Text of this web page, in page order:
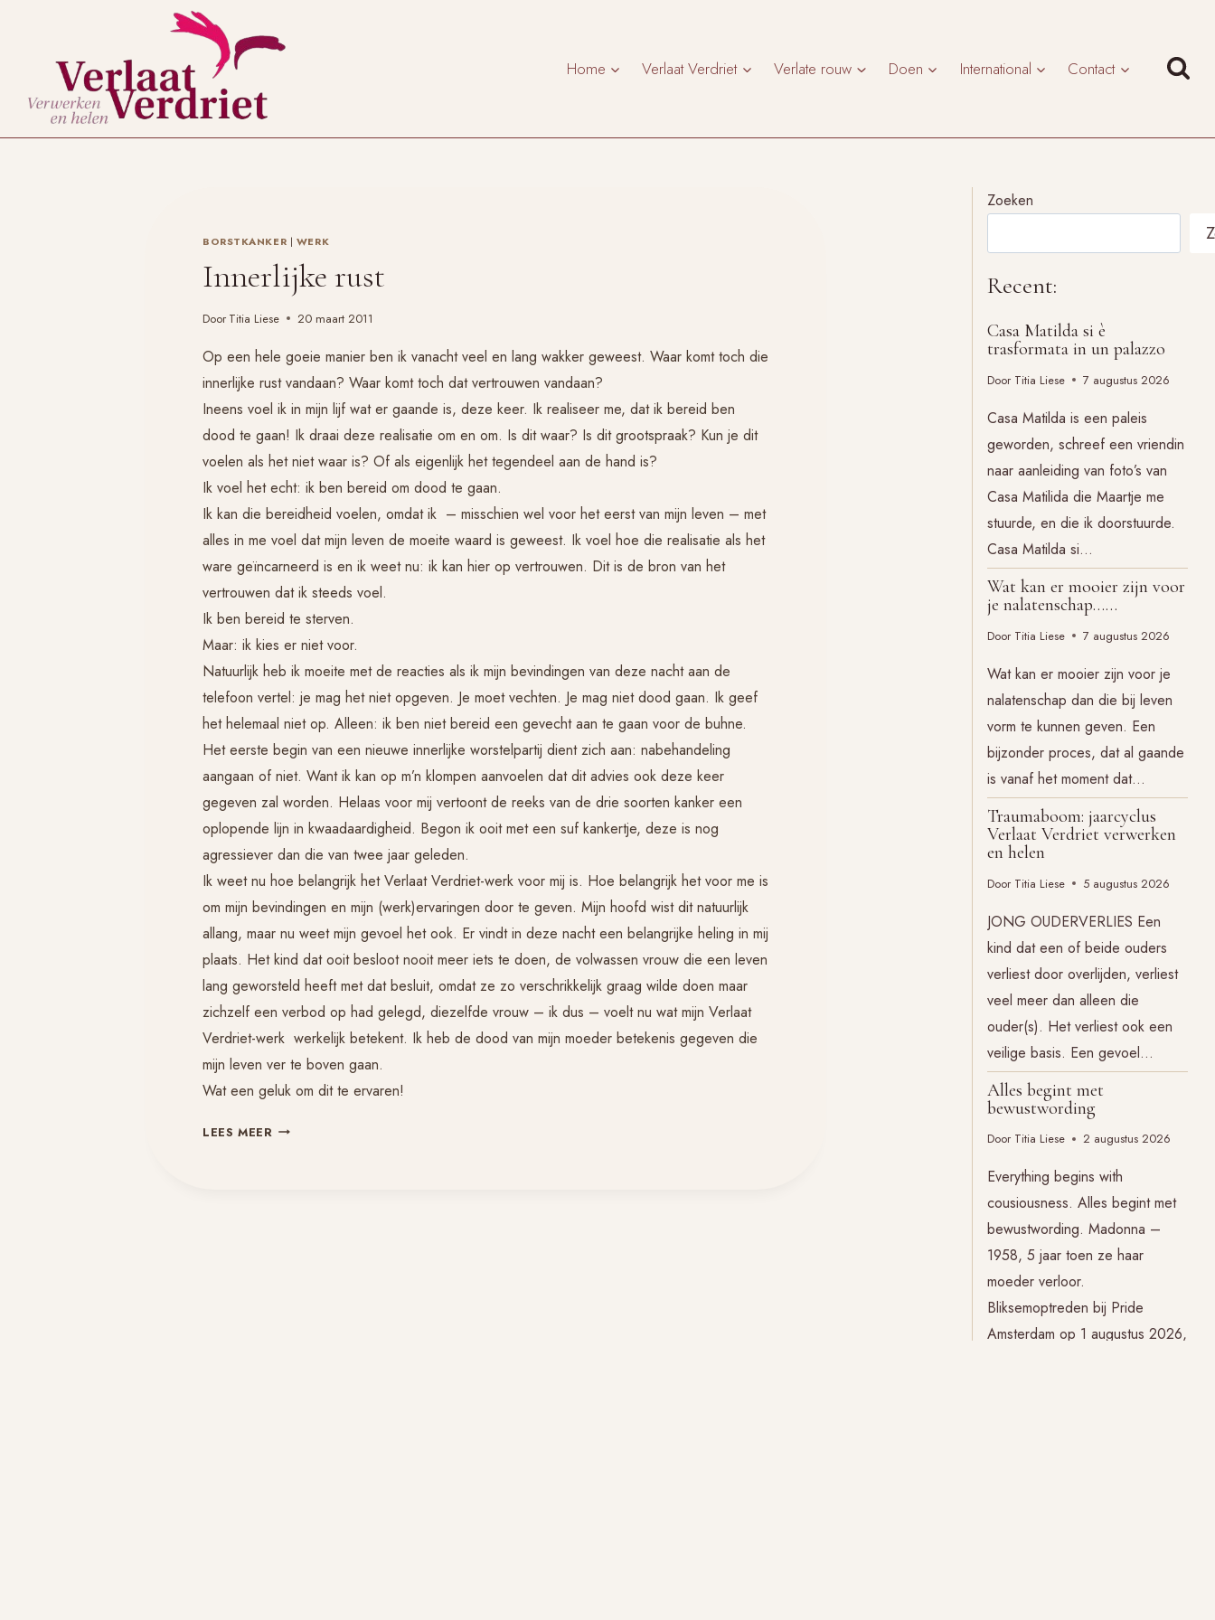
Home Verlaat Verdriet Verlate rouw Doen International Contact
BORSTKANKER | WERK
Innerlijke rust
Door Titia Liese 20 maart 2011
Op een hele goeie manier ben ik vanacht veel en lang wakker geweest. Waar komt toch die
innerlijke rust vandaan? Waar komt toch dat vertrouwen vandaan?
Ineens voel ik in mijn lijf wat er gaande is, deze keer. Ik realiseer me, dat ik bereid ben
dood te gaan! Ik draai deze realisatie om en om. Is dit waar? Is dit grootspraak? Kun je dit
voelen als het niet waar is? Of als eigenlijk het tegendeel aan de hand is?
Ik voel het echt: ik ben bereid om dood te gaan.
Ik kan die bereidheid voelen, omdat ik – misschien wel voor het eerst van mijn leven – met
alles in me voel dat mijn leven de moeite waard is geweest. Ik voel hoe die realisatie als het
ware geïncarneerd is en ik weet nu: ik kan hier op vertrouwen. Dit is de bron van het
vertrouwen dat ik steeds voel.
Ik ben bereid te sterven.
Maar: ik kies er niet voor.
Natuurlijk heb ik moeite met de reacties als ik mijn bevindingen van deze nacht aan de
telefoon vertel: je mag het niet opgeven. Je moet vechten. Je mag niet dood gaan. Ik geef
het helemaal niet op. Alleen: ik ben niet bereid een gevecht aan te gaan voor de buhne.
Het eerste begin van een nieuwe innerlijke worstelpartij dient zich aan: nabehandeling
aangaan of niet. Want ik kan op m’n klompen aanvoelen dat dit advies ook deze keer
gegeven zal worden. Helaas voor mij vertoont de reeks van de drie soorten kanker een
oplopende lijn in kwaadaardigheid. Begon ik ooit met een suf kankertje, deze is nog
agressiever dan die van twee jaar geleden.
Ik weet nu hoe belangrijk hetVerlaat Verdriet-werk voor mij is. Hoe belangrijk het voor me is
om mijn bevindingen en mijn (werk)ervaringen door te geven. Mijn hoofd wist dit natuurlijk
allang, maar nu weet mijn gevoel het ook. Er vindt in deze nacht een belangrijke heling in mij
plaats. Het kind dat ooit besloot nooit meer iets te doen, de volwassen vrouw die een leven
lang geworsteld heeft met dat besluit, omdat ze zo verschrikkelijk graag wilde doen maar
zichzelf een verbod op had gelegd, diezelfde vrouw – ik dus – voelt nu wat mijn Verlaat
Verdriet-werk werkelijk betekent. Ik heb de dood van mijn moeder betekenis gegeven die
mijn leven ver te boven gaan.
Wat een geluk om dit te ervaren!
LEES MEER INNERLIJKE
Zoeken
Recent:
Casa Matilda si è
trasformata in un palazzo
Door Titia Liese 7 augustus 2026
Casa Matilda is een paleis
geworden, schreef een vriendin
naar aanleiding van foto’s van
Casa Matilida die Maartje me
stuurde, en die ik doorstuurde.
Casa Matilda si…
Wat kan er mooier zijn voor
je nalatenschap……
Door Titia Liese 7 augustus 2026
Wat kan er mooier zijn voor je
nalatenschap dan die bij leven
vorm te kunnen geven. Een
bijzonder proces, dat al gaande
is vanaf het moment dat…
Traumaboom: jaarcyclus
Verlaat Verdriet verwerken
en helen
Door Titia Liese 5 augustus 2026
JONG OUDERVERLIES Een
kind dat een of beide ouders
verliest door overlijden, verliest
veel meer dan alleen die
ouder(s). Het verliest ook een
veilige basis. Een gevoel…
Alles begint met
bewustwording
Door Titia Liese 2 augustus 2026
Everything begins with
cousiousness. Alles begint met
bewustwording. Madonna –
1958, 5 jaar toen ze haar
moeder verloor.
Bliksemoptreden bij Pride
Amsterdam op 1 augustus 2026,